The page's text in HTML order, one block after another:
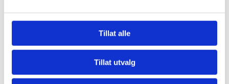
Tillat alle
Tillat utvalg
13/02/2023